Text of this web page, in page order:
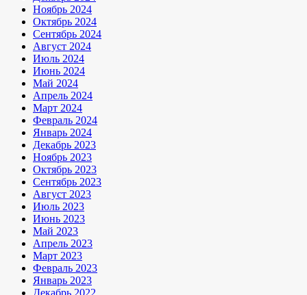
Ноябрь 2024
Октябрь 2024
Сентябрь 2024
Август 2024
Июль 2024
Июнь 2024
Май 2024
Апрель 2024
Март 2024
Февраль 2024
Январь 2024
Декабрь 2023
Ноябрь 2023
Октябрь 2023
Сентябрь 2023
Август 2023
Июль 2023
Июнь 2023
Май 2023
Апрель 2023
Март 2023
Февраль 2023
Январь 2023
Декабрь 2022